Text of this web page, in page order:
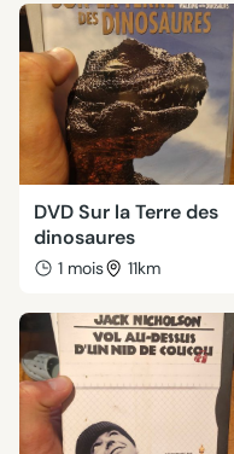
DVD Sur la Terre des
dinosaures
1 mois 11km